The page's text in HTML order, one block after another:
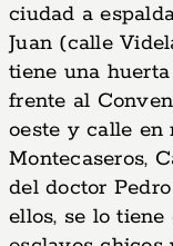
ciudad a
Juan (calle
tiene una
frente al
oeste y calle
Montecaseros,
del doctor
ellos, se lo